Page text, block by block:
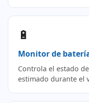
🔋
Monitor de
Controla el estado
estimado durante el